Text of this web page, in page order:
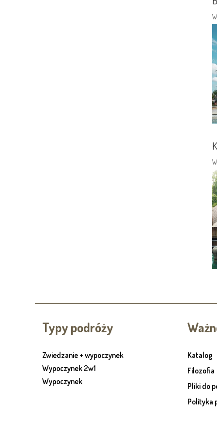
Typy podróży
Zwiedzanie + wypoczynek
Wypoczynek 2w1
Wypoczynek
Katalog
Filozofia
Pliki do
Polityka